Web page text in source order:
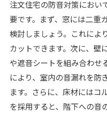
音楽を楽しむた
静かな空間で得
リラックス空間
注文住宅の防音対策におい
要です。まず、窓には二重
検討しましょう。これによ
カットできます。次に、壁
や遮音シートを組み合わせ
により、室内の音漏れを防
ます。さらに、床材にはコ
を採用すると、階下への音